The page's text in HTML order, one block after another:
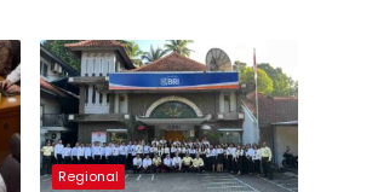
Regional